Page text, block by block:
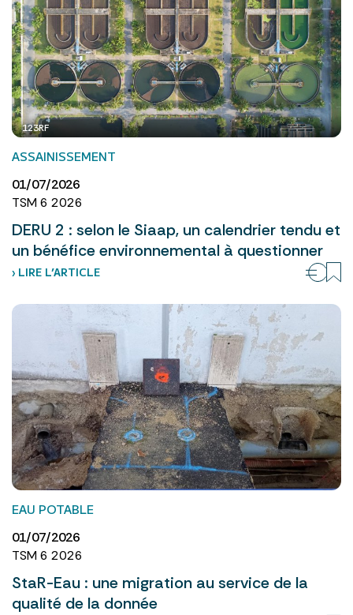
123RF
ASSAINISSEMENT
01/07/2026
TSM 6 2026
DERU 2 : selon le Siaap, un calendrier tendu et
un bénéfice environnemental à questionner
› LIRE L’ARTICLE
EAU POTABLE
01/07/2026
TSM 6 2026
StaR-Eau : une migration au service de la
qualité de la donnée